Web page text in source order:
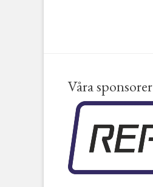
Våra sponsorer